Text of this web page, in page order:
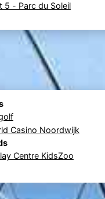
5 - Parc du Soleil
Casino Noordwijk
Centre KidsZoo